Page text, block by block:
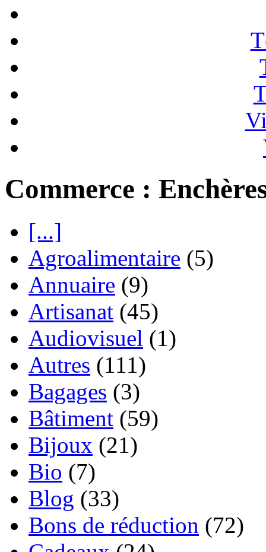
Commerce :
[...]
Agroalimentaire (5)
Annuaire (9)
Artisanat (45)
Audiovisuel (1)
Autres (111)
Bagages (3)
Bâtiment (59)
Bijoux (21)
Bio (7)
Blog (33)
Bons de réduction (72)